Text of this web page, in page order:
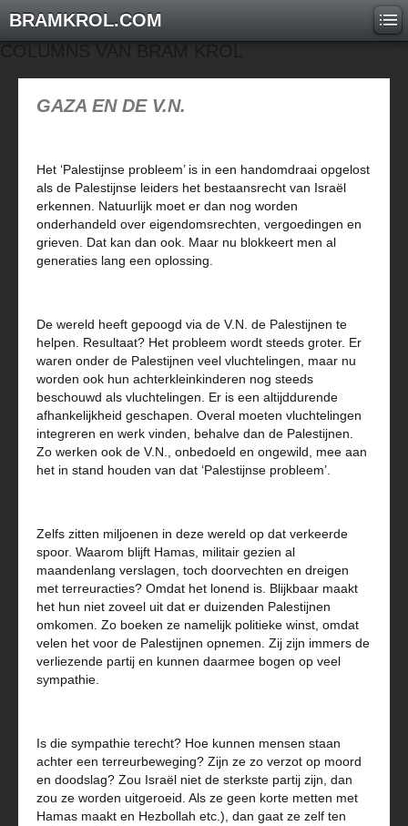
BRAMKROL.COM
GAZA EN DE V.N.
Het ‘Palestijnse probleem’ is in een handomdraai opgelost
als de Palestijnse leiders het bestaansrecht van Israël
erkennen. Natuurlijk moet er dan nog worden
onderhandeld over eigendomsrechten, vergoedingen en
grieven. Dat kan dan ook. Maar nu blokkeert men al
generaties lang een oplossing.
De wereld heeft gepoogd via de V.N. de Palestijnen te
helpen. Resultaat? Het probleem wordt steeds groter. Er
waren onder de Palestijnen veel vluchtelingen, maar nu
worden ook hun achterkleinkinderen nog steeds
beschouwd als vluchtelingen. Er is een altijddurende
afhankelijkheid geschapen. Overal moeten vluchtelingen
integreren en werk vinden, behalve dan de Palestijnen.
Zo werken ook de V.N., onbedoeld en ongewild, mee aan
het in stand houden van dat ‘Palestijnse probleem’.
Zelfs zitten miljoenen in deze wereld op dat verkeerde
spoor. Waarom blijft Hamas, militair gezien al
maandenlang verslagen, toch doorvechten en dreigen
met terreuracties? Omdat het lonend is. Blijkbaar maakt
het hun niet zoveel uit dat er duizenden Palestijnen
omkomen. Zo boeken ze namelijk politieke winst, omdat
velen het voor de Palestijnen opnemen. Zij zijn immers de
verliezende partij en kunnen daarmee bogen op veel
sympathie.
Is die sympathie terecht? Hoe kunnen mensen staan
achter een terreurbeweging? Zijn ze zo verzot op moord
en doodslag? Zou Israël niet de sterkste partij zijn, dan
zou ze worden uitgeroeid. Als ze geen korte metten met
Hamas maakt en Hezbollah etc.), dan gaat ze zelf ten